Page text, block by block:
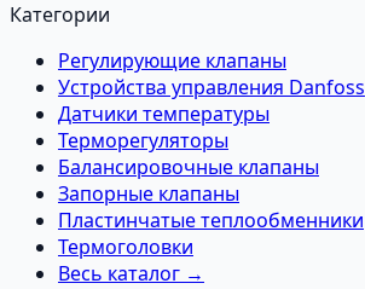
Категории
Регулирующие клапаны
Устройства управления Danfoss
Датчики температуры
Терморегуляторы
Балансировочные клапаны
Запорные клапаны
Пластинчатые теплообменники
Термоголовки
Весь каталог →